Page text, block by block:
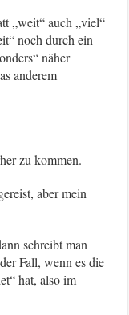
„weit“ auch „viel“
noch durch ein
näher
anderem
zu kommen.
aber mein
schreibt man
Fall, wenn es die
hat, also im